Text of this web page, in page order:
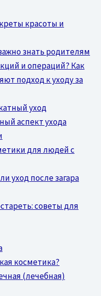
красоты и
знать родителям
и операций? Как
подход к уходу за
уход
аспект ухода
для людей с
уход после загара
советы для
косметика?
(лечебная)